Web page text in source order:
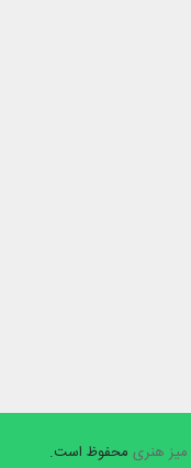
میز هنری محفوظ است.